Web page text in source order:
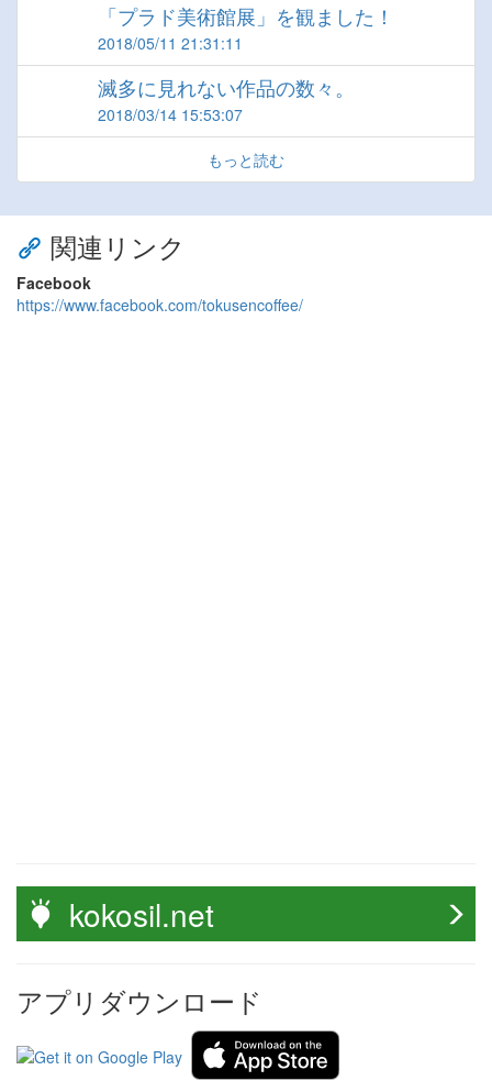
「プラド美術館展」を観ました！
2018/05/11 21:31:11
滅多に見れない作品の数々。
2018/03/14 15:53:07
もっと読む
関連リンク
Facebook
https://www.facebook.com/tokusencoffee/
kokosil.net
アプリダウンロード